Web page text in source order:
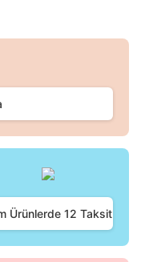
Ürünlerde 12 Taksit